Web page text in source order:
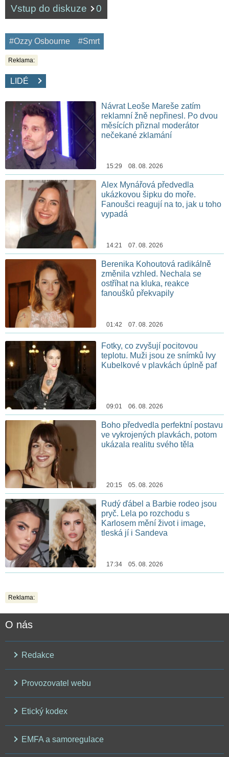
Vstup do diskuze 0
#Ozzy Osbourne #Smrt
Reklama:
LIDÉ
Návrat Leoše Mareše zatím
reklamní žně nepřinesl. Po dvou
měsících přiznal moderátor
nečekané zklamání
15:29 08. 08. 2026
Alex Mynářová předvedla
ukázkovou šipku do moře.
Fanoušci reagují na to, jak u toho
vypadá
14:21 07. 08. 2026
Berenika Kohoutová radikálně
změnila vzhled. Nechala se
ostříhat na kluka, reakce
fanoušků překvapily
01:42 07. 08. 2026
Fotky, co zvyšují pocitovou
teplotu. Muži jsou ze snímků Ivy
Kubelkové v plavkách úplně paf
09:01 06. 08. 2026
Boho předvedla perfektní postavu
ve vykrojených plavkách, potom
ukázala realitu svého těla
20:15 05. 08. 2026
Rudý ďábel a Barbie rodeo jsou
pryč. Lela po rozchodu s
Karlosem mění život i image,
tleská jí i Sandeva
17:34 05. 08. 2026
Reklama:
O nás
Redakce
Provozovatel webu
Etický kodex
EMFA a samoregulace